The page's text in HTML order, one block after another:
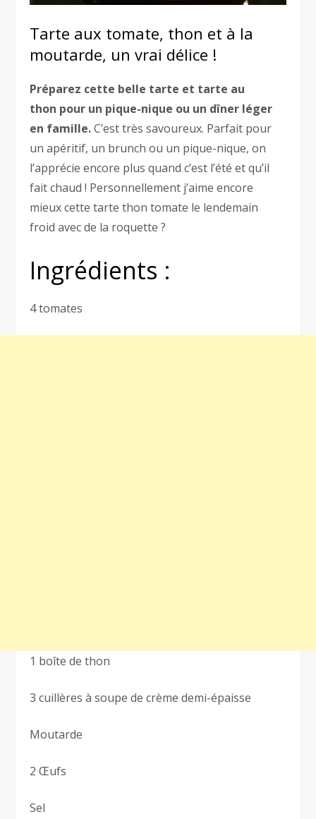
Tarte aux tomate, thon et à la
moutarde, un vrai délice !
Préparez cette belle tarte et tarte au
thon pour un pique-nique ou un dîner léger
en famille.C’est très savoureux. Parfait pour
un apéritif, un brunch ou un pique-nique, on
l’apprécie encore plus quand c’est l’été et qu’il
fait chaud ! Personnellement j’aime encore
mieux cette tarte thon tomate le lendemain
froid avec de la roquette ?
Ingrédients :
4 tomates
1 boîte de thon
3 cuillères à soupe de crème demi-épaisse
Moutarde
2 Œufs
Sel